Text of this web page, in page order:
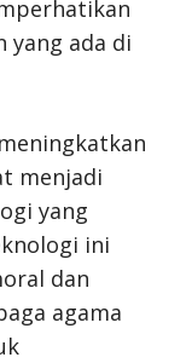
yang ada di
menjadi
yang
ini
dan
agama